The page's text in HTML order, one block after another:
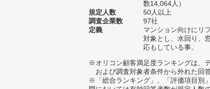
数14,064人）
規定人数
50人以上
調査企業数
97社
定義
マンション向けにリ
対象とし、水回り、
応もしている事。
※オリコン顧客満足度ランキングは、
および調査対象者条件から外れた回
※「総合ランキング」、「評価項目別